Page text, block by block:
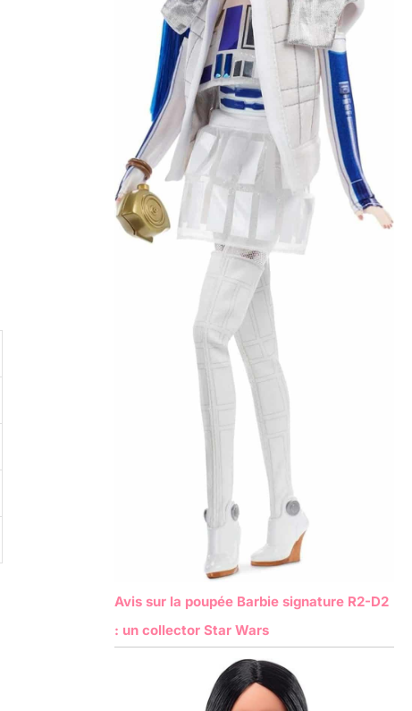
Avis sur la poupée Barbie signature R2-D2
: un collector Star Wars